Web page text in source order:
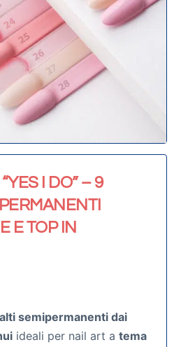
I DO” – 9
E TOP IN
semipermanenti dai
ideali per nail art a tema